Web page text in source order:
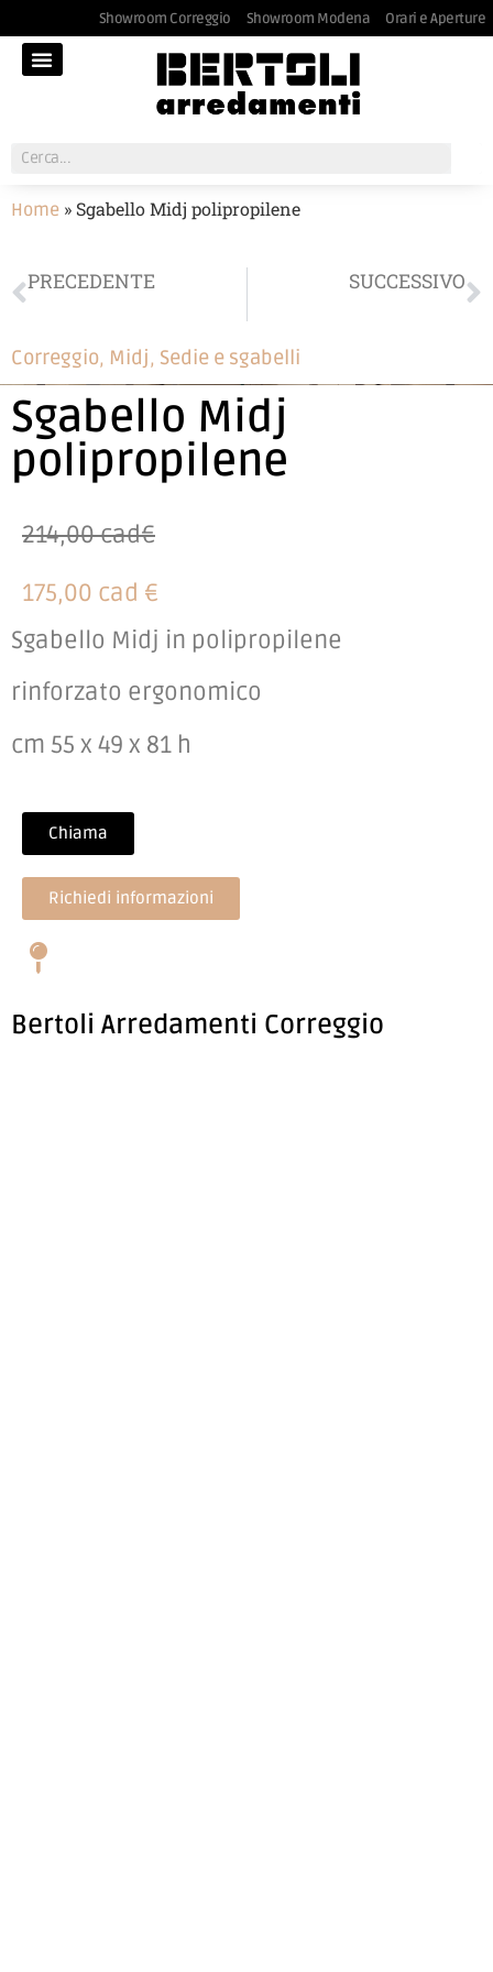
Showroom Correggio Showroom Modena Orari e Aperture
Home » Sgabello Midj polipropilene
PRECEDENTE SUCCESSIVO
Correggio, Midj, Sedie e sgabelli
Sgabello Midj
polipropilene
214,00 cad€
175,00 cad €
Sgabello Midj in polipropilene
rinforzato ergonomico
cm 55 x 49 x 81 h
Chiama
Richiedi informazioni
Bertoli Arredamenti Correggio